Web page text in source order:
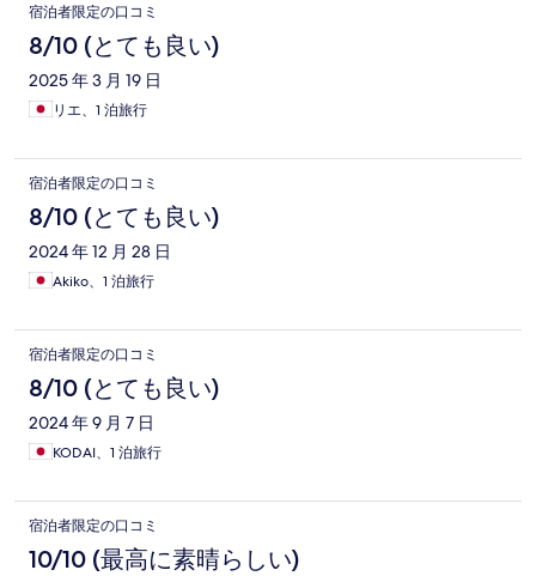
宿泊者限定の口コミ
8/10 (とても良い)
2025 年 3 月 19 日
リエ、1 泊旅行
宿泊者限定の口コミ
8/10 (とても良い)
2024 年 12 月 28 日
Akiko、1 泊旅行
宿泊者限定の口コミ
8/10 (とても良い)
2024 年 9 月 7 日
KODAI、1 泊旅行
宿泊者限定の口コミ
10/10 (最高に素晴らしい)